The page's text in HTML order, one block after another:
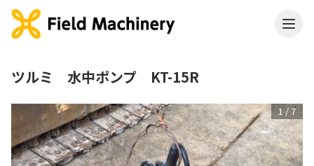
ツルミ 水中ポンプ KT-15R
1 / 7